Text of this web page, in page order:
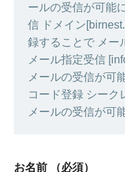
ールの受信が可能
信 ドメイン
録することで メー
メール指定受信
メールの受信が可
コード登録 シーク
メールの受信が可
お名前 （必須）